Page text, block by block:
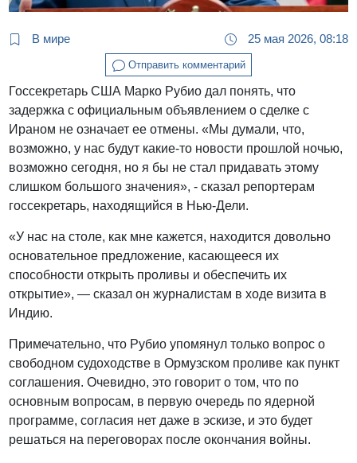
В мире 25 мая 2026, 08:18
Отправить комментарий
Госсекретарь США Марко Рубио дал понять, что
задержка с официальным объявлением о сделке с
Ираном не означает ее отмены. «Мы думали, что,
возможно, у нас будут какие-то новости прошлой ночью,
возможно сегодня, но я бы не стал придавать этому
слишком большого значения», - сказал репортерам
госсекретарь, находящийся в Нью-Дели.
«У нас на столе, как мне кажется, находится довольно
основательное предложение, касающееся их
способности открыть проливы и обеспечить их
открытие», — сказал он журналистам в ходе визита в
Индию.
Примечательно, что Рубио упомянул только вопрос о
свободном судоходстве в Ормузском проливе как пункт
соглашения. Очевидно, это говорит о том, что по
основным вопросам, в первую очередь по ядерной
программе, согласия нет даже в эскизе, и это будет
решаться на переговорах после окончания войны.